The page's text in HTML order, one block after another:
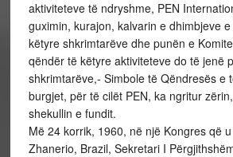
aktiviteteve të ndryshme, PEN
guximin, kurajon, kalvarin e dhimbjeve
këtyre shkrimtarëve dhe punën e
qëndër të këtyre aktiviteteve do të jenë
shkrimtarëve,- Simbole të Qëndresës e
burgjet, për të cilët PEN, ka ngritur
shekullin e fundit.
Më 24 korrik, 1960, në një Kongres që
Zhanerio, Brazil, Sekretari I